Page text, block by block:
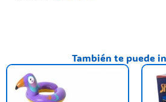
También te puede
Este
producto